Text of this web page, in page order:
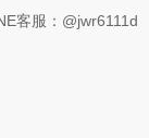
客服：@jwr6111d